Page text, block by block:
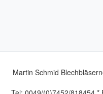
Martin Schmid